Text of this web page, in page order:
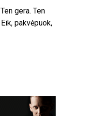
gera. Ten
pakvėpuok,